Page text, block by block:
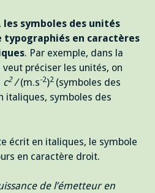
les symboles des unités
en caractères
. Par exemple, dans la
veut préciser les unités, on
c2 /(m.s-2)2 (symboles des
italiques, symboles des
écrit en italiques, le symbole
en caractère droit.
de l’émetteur en